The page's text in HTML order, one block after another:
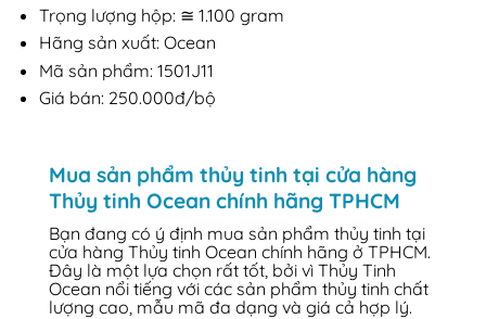
Trọng lượng hộp: ≅ 1.100 gram
Hãng sản xuất: Ocean
Mã sản phẩm: 1501J11
Giá bán: 250.000đ/bộ
Mua sản phẩm thủy tinh tại cửa hàng
Thủy tinh Ocean chính hãng TPHCM
Bạn đang có ý định mua sản phẩm thủy tinh tại
cửa hàng Thủy tinh Ocean chính hãng ở TPHCM.
Đây là một lựa chọn rất tốt, bởi vì Thủy Tinh
Ocean nổi tiếng với các sản phẩm thủy tinh chất
lượng cao, mẫu mã đa dạng và giá cả hợp lý.